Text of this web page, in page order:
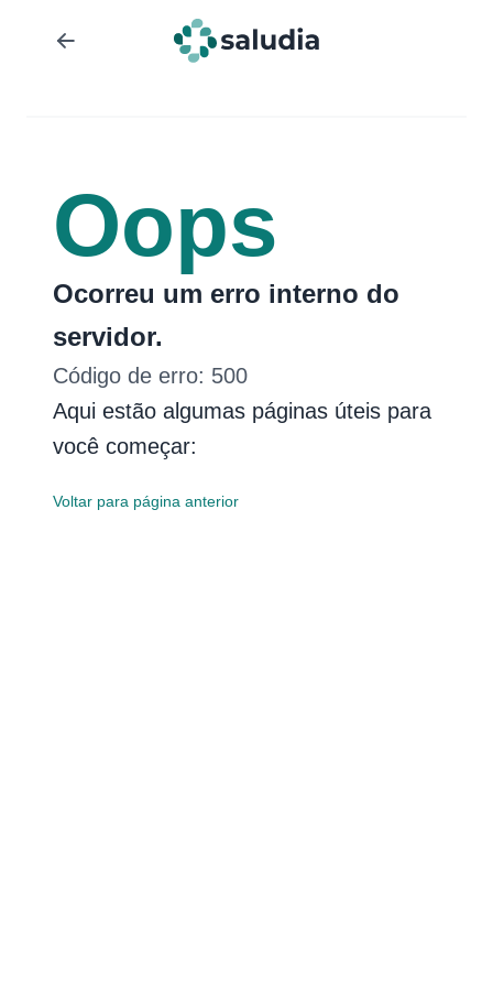
Oops
Ocorreu um erro interno do
servidor.
Código de erro: 500
Aqui estão algumas páginas úteis para
você começar:
Voltar para página anterior